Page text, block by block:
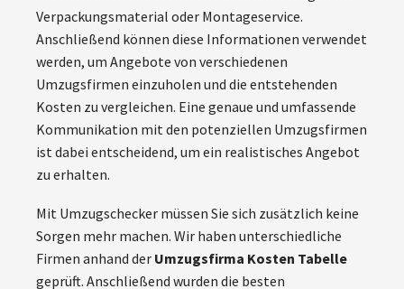
Verpackungsmaterial oder Montageservice.
Anschließend können diese Informationen verwendet
werden, um Angebote von verschiedenen
Umzugsfirmen einzuholen und die entstehenden
Kosten zu vergleichen. Eine genaue und umfassende
Kommunikation mit den potenziellen Umzugsfirmen
ist dabei entscheidend, um ein realistisches Angebot
zu erhalten.
Mit Umzugschecker müssen Sie sich zusätzlich keine
Sorgen mehr machen. Wir haben unterschiedliche
Firmen anhand der Umzugsfirma Kosten Tabelle
geprüft. Anschließend wurden die besten